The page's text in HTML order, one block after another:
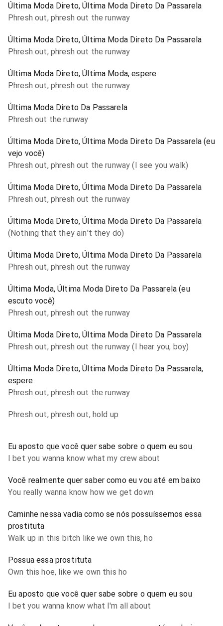
Última Moda Direto, Última Moda Direto Da Passarela
Phresh out, phresh out the runway
Última Moda Direto, Última Moda Direto Da Passarela
Phresh out, phresh out the runway
Última Moda Direto, Última Moda, espere
Phresh out, phresh out the runway
Última Moda Direto Da Passarela
Phresh out the runway
Última Moda Direto, Última Moda Direto Da Passarela (eu
vejo você)
Phresh out, phresh out the runway (I see you walk)
Última Moda Direto, Última Moda Direto Da Passarela
Phresh out, phresh out the runway
Última Moda Direto, Última Moda Direto Da Passarela
(Nothing that they ain't they do)
Última Moda Direto, Última Moda Direto Da Passarela
Phresh out, phresh out the runway
Última Moda, Última Moda Direto Da Passarela (eu
escuto você)
Phresh out, phresh out the runway
Última Moda Direto, Última Moda Direto Da Passarela
Phresh out, phresh out the runway (I hear you, boy)
Última Moda Direto, Última Moda Direto Da Passarela,
espere
Phresh out, phresh out the runway
Phresh out, phresh out, hold up
Eu aposto que você quer sabe sobre o quem eu sou
I bet you wanna know what my crew about
Você realmente quer saber como eu vou até em baixo
You really wanna know how we get down
Caminhe nessa vadia como se nós possuíssemos essa
prostituta
Walk up in this bitch like we own this, ho
Possua essa prostituta
Own this hoe, like we own this ho
Eu aposto que você quer sabe sobre o quem eu sou
I bet you wanna know what I'm all about